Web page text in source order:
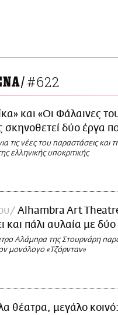
/#622
και «Οι Φάλαινες
σκηνοθετεί δύο έργα
τις νέες του παραστάσεις και
ελληνικής υποκριτικής
Alhambra Art
και πάλι αυλαία με
Αλάμπρα της Στουρνάρη
μονόλογο «Τζόρνταν»
θέατρα, μεγάλο